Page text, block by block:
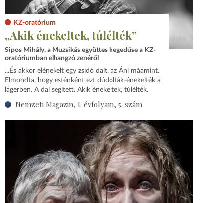
KZ-oratórium
„Akik énekeltek, túlélték”
Sipos Mihály, a Muzsikás együttes hegedűse a KZ-
oratóriumban elhangzó zenéről
...És akkor elénekelt egy zsidó dalt, az Áni máámint.
Elmondta, hogy esténként ezt dúdolták-énekelték a
lágerben. A dal segített. Akik énekeltek, túlélték.
Nemzeti Magazin, I. évfolyam, 5. szám